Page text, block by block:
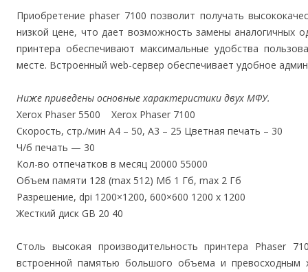
Приобретение phaser 7100 позволит получать
низкой цене, что дает возможность замены аналогичных
принтера обеспечивают максимальные удобства
месте. Встроенный web-сервер обеспечивает удобное
Ниже приведены основные характеристики двух МФУ.
Xerox Phaser 5500 Xerox Phaser 7100
Скорость, стр./мин А4 – 50, А3 – 25 Цветная печать – 30
Ч/б печать — 30
Кол-во отпечатков в месяц 20000 55000
Объем памяти 128 (max 512) Мб 1 Гб, max 2 Гб
Разрешение, dpi 1200×1200, 600×600 1200 х 1200
Жесткий диск GB 20 40
Столь высокая производительность принтера Phaser
встроенной памятью большого объема и превосходным